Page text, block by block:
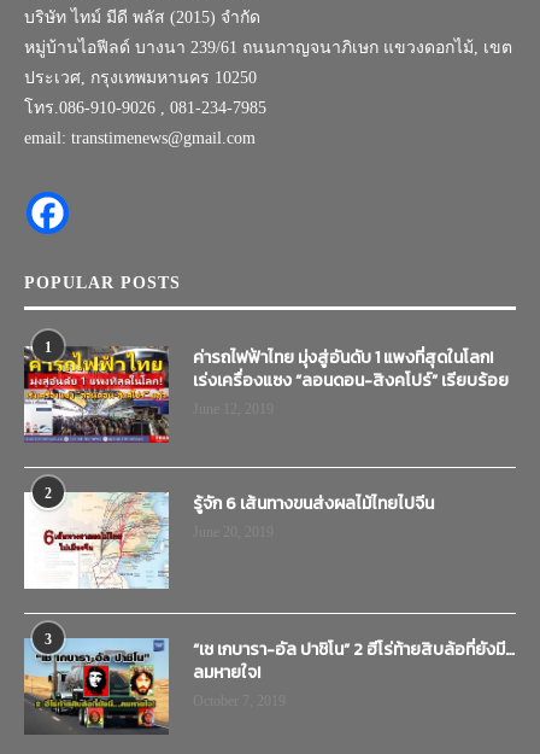
บริษัท ไทม์ มีดี พลัส (2015) จำกัด
หมู่บ้านไอฟีลด์ บางนา 239/61 ถนนกาญจนาภิเษก แขวงดอกไม้, เขต
ประเวศ, กรุงเทพมหานคร 10250
โทร.086-910-9026 , 081-234-7985
email: transtimenews@gmail.com
POPULAR POSTS
1
ค่ารถไฟฟ้าไทย มุ่งสู่อันดับ 1 แพงที่สุดในโลก!
เร่งเครื่องแซง “ลอนดอน-สิงคโปร์” เรียบร้อย
2 รู้จัก 6 เส้นทางขนส่งผลไม้ไทยไปจีน
3
“เช เกบารา-อัล ปาชิโน” 2 ฮีโร่ท้ายสิบล้อที่ยังมี…
ลมหายใจ!